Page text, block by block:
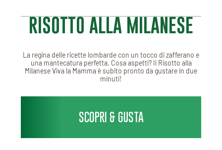
RISOTTO ALLA MILANESE
La regina delle ricette lombarde con un tocco di zafferano e
una mantecatura perfetta. Cosa aspetti? Il Risotto alla
Milanese Viva la Mamma è subito pronto da gustare in due
minuti!
SCOPRI & GUSTA